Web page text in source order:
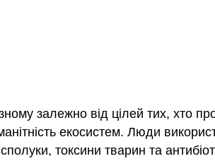
залежно від цілей тих,
екосистем. Люди
токсини тварин та